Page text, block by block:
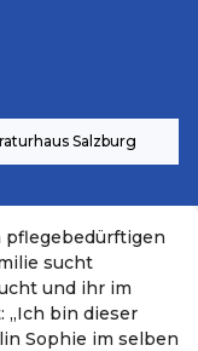
Salzburg
pflegebedürftigen
sucht
und ihr im
„Ich bin dieser
Sophie im selben